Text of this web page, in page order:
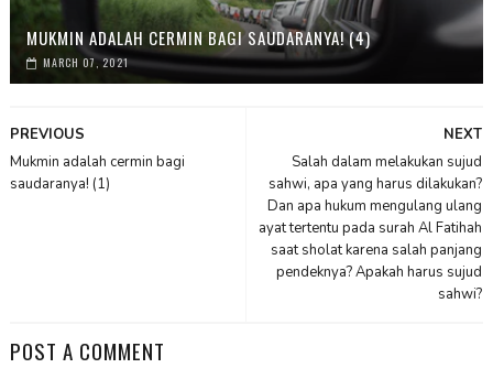
MUKMIN ADALAH CERMIN BAGI SAUDARANYA! (4)
MARCH 07, 2021
NEXT
Salah dalam melakukan sujud
sahwi, apa yang harus dilakukan?
Dan apa hukum mengulang ulang
ayat tertentu pada surah Al Fatihah
saat sholat karena salah panjang
pendeknya? Apakah harus sujud
sahwi?
PREVIOUS
Mukmin adalah cermin bagi
saudaranya! (1)
POST A COMMENT